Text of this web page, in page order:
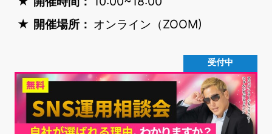
開催場所： オンライン（ZOOM)
受付中